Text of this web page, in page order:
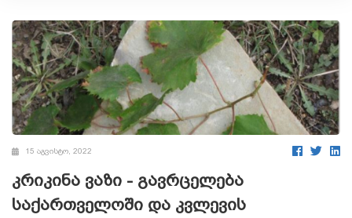
15 აგვისტო, 2022
კრიკინა ვაზი - გავრცელება
საქართველოში და კვლევის